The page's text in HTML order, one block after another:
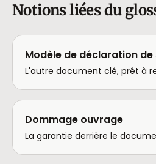
Notions liées du
Modèle de déclaration
L'autre document clé, prêt à
Dommage ouvrage
La garantie derrière le